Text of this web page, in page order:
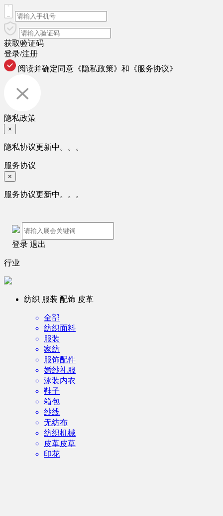
获取验证码
登录/注册
阅读并确定同意 《隐私政策》 和 《服务协议》
隐私政策
×
隐私协议更新中。。。
服务协议
×
服务协议更新中。。。
登录 退出
行业
纺织 服装 配饰 皮革
全部
纺织面料
服装
家纺
服饰配件
婚纱礼服
泳装内衣
鞋子
箱包
纱线
无纺布
纺织机械
皮革皮草
印花